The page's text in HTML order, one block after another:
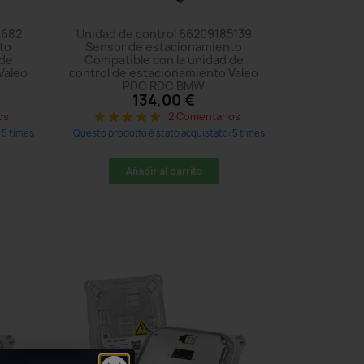
times
Unidad de control 66209185139
Sensor de estacionamiento
Compatible con la unidad de
control de estacionamiento Valeo
PDC RDC BMW
134,00 €
star star star star star 2 Comentarios
Questo prodotto è stato acquistato: 5 times
Añadir al carrito